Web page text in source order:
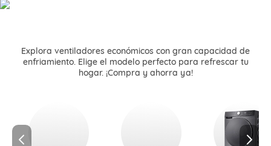
Explora ventiladores económicos con gran capacidad de
enfriamiento. Elige el modelo perfecto para refrescar tu
hogar. ¡Compra y ahorra ya!